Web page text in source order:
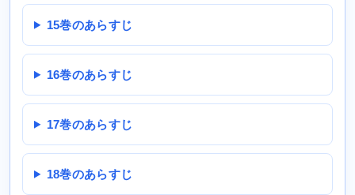
15巻のあらすじ
16巻のあらすじ
17巻のあらすじ
18巻のあらすじ